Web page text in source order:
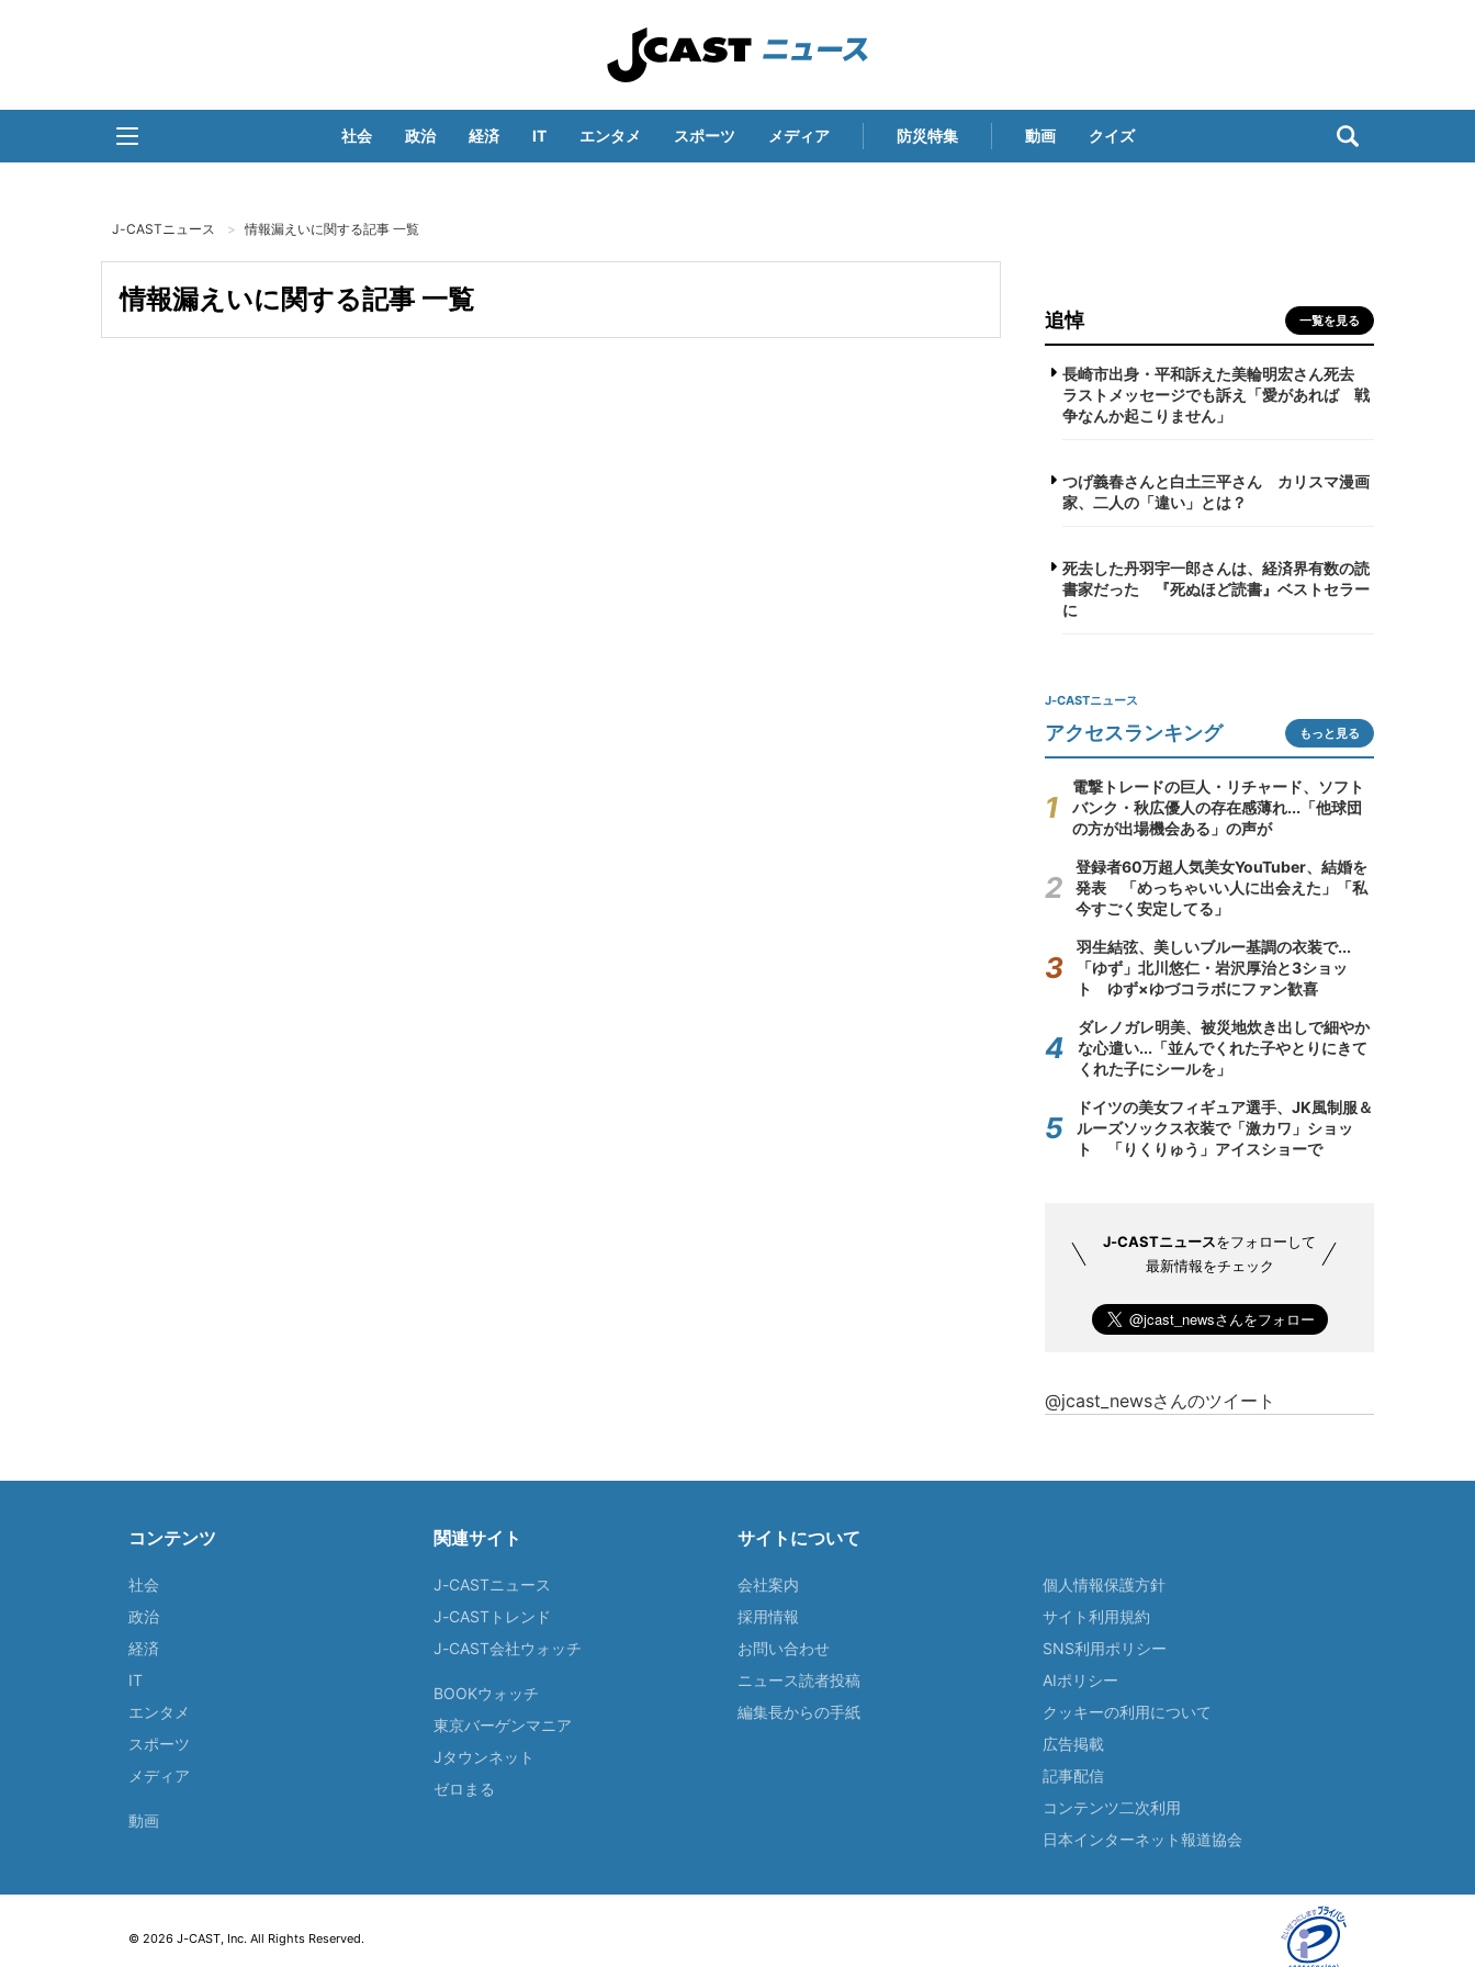
社会 政治 経済 IT エンタメ スポーツ メディア 防災特集 動画 クイズ
J-CASTニュース 情報漏えいに関する記事 一覧
情報漏えいに関する記事 一覧
追悼 一覧を見る
長崎市出身・平和訴えた美輪明宏さん死去
ラストメッセージでも訴え「愛があれば 戦
争なんか起こりません」
つげ義春さんと白土三平さん カリスマ漫画
家、二人の「違い」とは？
死去した丹羽宇一郎さんは、経済界有数の読
書家だった 『死ぬほど読書』ベストセラー
に
J-CASTニュース
アクセスランキング もっと見る
電撃トレードの巨人・リチャード、ソフト
バンク・秋広優人の存在感薄れ...「他球団
の方が出場機会ある」の声が
登録者60万超人気美女YouTuber、結婚を
発表 「めっちゃいい人に出会えた」「私
今すごく安定してる」
羽生結弦、美しいブルー基調の衣装で...
「ゆず」北川悠仁・岩沢厚治と3ショッ
ト ゆず×ゆづコラボにファン歓喜
ダレノガレ明美、被災地炊き出しで細やか
な心遣い...「並んでくれた子やとりにきて
くれた子にシールを」
ドイツの美女フィギュア選手、JK風制服＆
ルーズソックス衣装で「激カワ」ショッ
ト 「りくりゅう」アイスショーで
J-CASTニュースをフォローして
最新情報をチェック
@jcast_newsさんのツイート
コンテンツ
社会
政治
経済
IT
エンタメ
スポーツ
メディア
動画
関連サイト
J-CASTニュース
J-CASTトレンド
J-CAST会社ウォッチ
BOOKウォッチ
東京バーゲンマニア
Jタウンネット
ゼロまる
サイトについて
会社案内
採用情報
お問い合わせ
ニュース読者投稿
編集長からの手紙
個人情報保護方針
サイト利用規約
SNS利用ポリシー
AIポリシー
クッキーの利用について
広告掲載
記事配信
コンテンツ二次利用
日本インターネット報道協会
© 2026 J-CAST, Inc. All Rights Reserved.